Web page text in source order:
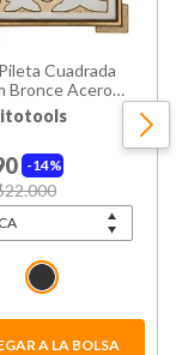
Cuadrada
Bronce Acero
Poli
14%
from
A LA BOLSA